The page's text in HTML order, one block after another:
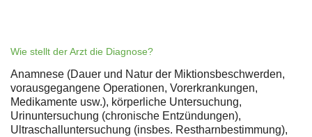
Wie stellt der Arzt die Diagnose?
Anamnese (Dauer und Natur der Miktionsbeschwerden,
vorausgegangene Operationen, Vorerkrankungen,
Medikamente usw.), körperliche Untersuchung,
Urinuntersuchung (chronische Entzündungen),
Ultraschalluntersuchung (insbes. Restharnbestimmung),